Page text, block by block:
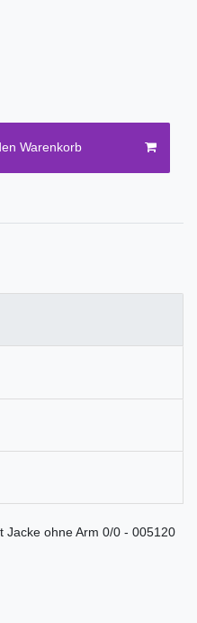
Warenkorb
Jacke ohne Arm 0/0 - 005120